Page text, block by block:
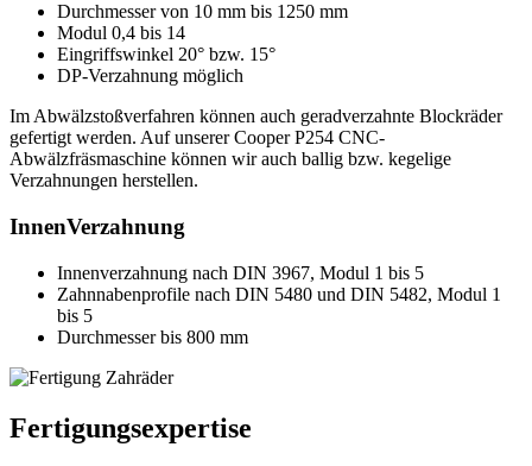
Durchmesser von 10 mm bis 1250 mm
Modul 0,4 bis 14
Eingriffswinkel 20° bzw. 15°
DP-Verzahnung möglich
Im Abwälzstoßverfahren können auch geradverzahnte Blockräder
gefertigt werden. Auf unserer Cooper P254 CNC-
Abwälzfräsmaschine können wir auch ballig bzw. kegelige
Verzahnungen herstellen.
InnenVerzahnung
Innenverzahnung nach DIN 3967, Modul 1 bis 5
Zahnnabenprofile nach DIN 5480 und DIN 5482, Modul 1
bis 5
Durchmesser bis 800 mm
Fertigungsexpertise